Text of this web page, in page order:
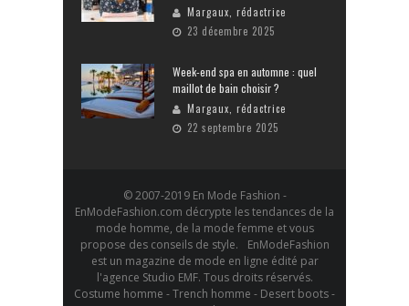
Margaux, rédactrice
23 décembre 2025
Week-end spa en automne : quel
maillot de bain choisir ?
Margaux, rédactrice
22 septembre 2025
© 2007-2019 En Mode Fashion -
EnModeFashion.com décrypte les tendances de la
mode homme, de la mode femme et vous
propose des conseils de style. EnModeFashion
est un magazine de mode en ligne édité par
l'agence Studio EMF. Tous droits réservés.
Costume homme - Trench homme - Desert boots -